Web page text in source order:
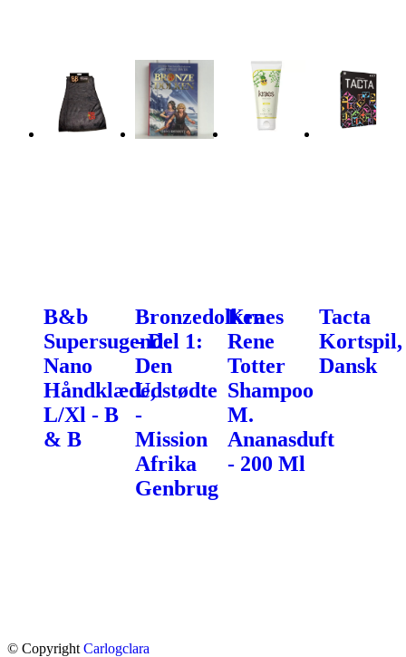
B&b
Supersugende
Nano
Håndklæde,
L/Xl - B
& B
Bronzedolken
- Del 1:
Den
Udstødte
-
Mission
Afrika
Genbrug
Kraes
Rene
Totter
Shampoo
M.
Ananasduft
- 200 Ml
Tacta
Kortspil,
Dansk
© Copyright Carlogclara